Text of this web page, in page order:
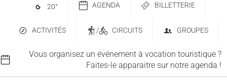
20° AGENDA BILLETTERIE
ACTIVITÉS / CIRCUITS GROUPES
Vous organisez un événement à vocation touristique ?
Faites-le apparaitre sur notre agenda !